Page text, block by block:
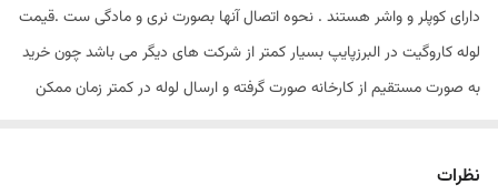
دارای کوپلر و واشر هستند . نحوه اتصال آنها بصورت نری و مادگی ست .قیمت
لوله کاروگیت در البرزپایپ بسیار کمتر از شرکت های دیگر می باشد چون خرید
به صورت مستقیم از کارخانه صورت گرفته و ارسال لوله در کمتر زمان ممکن
نظرات